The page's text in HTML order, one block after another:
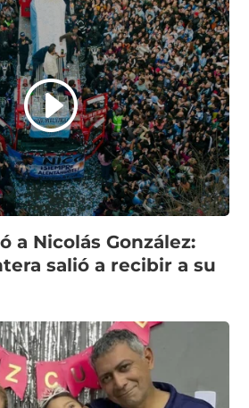
a Nicolás González:
salió a recibir a su